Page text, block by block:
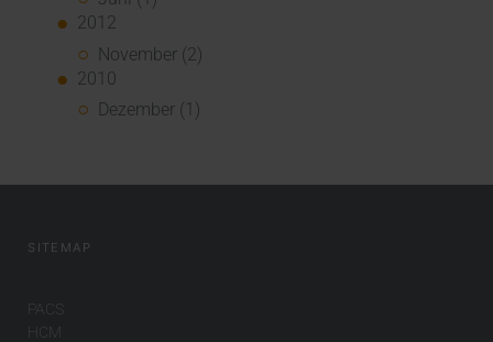
2012
November (2)
2010
Dezember (1)
SITEMAP
PACS
HCM